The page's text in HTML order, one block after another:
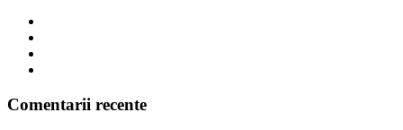
Comentarii recente